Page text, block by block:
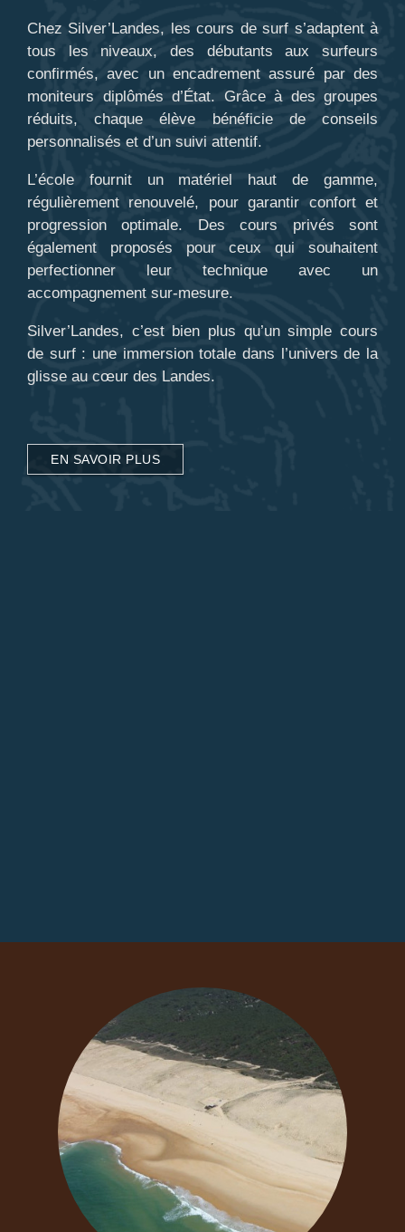
Chez Silver’Landes, les cours de surf s’adaptent à
tous les niveaux, des débutants aux surfeurs
confirmés, avec un encadrement assuré par des
moniteurs diplômés d’État. Grâce à des groupes
réduits, chaque élève bénéficie de conseils
personnalisés et d’un suivi attentif.
L’école fournit un matériel haut de gamme,
régulièrement renouvelé, pour garantir confort et
progression optimale. Des cours privés sont
également proposés pour ceux qui souhaitent
perfectionner leur technique avec un
accompagnement sur-mesure.
Silver’Landes, c’est bien plus qu’un simple cours
de surf : une immersion totale dans l’univers de la
glisse au cœur des Landes.
EN SAVOIR PLUS